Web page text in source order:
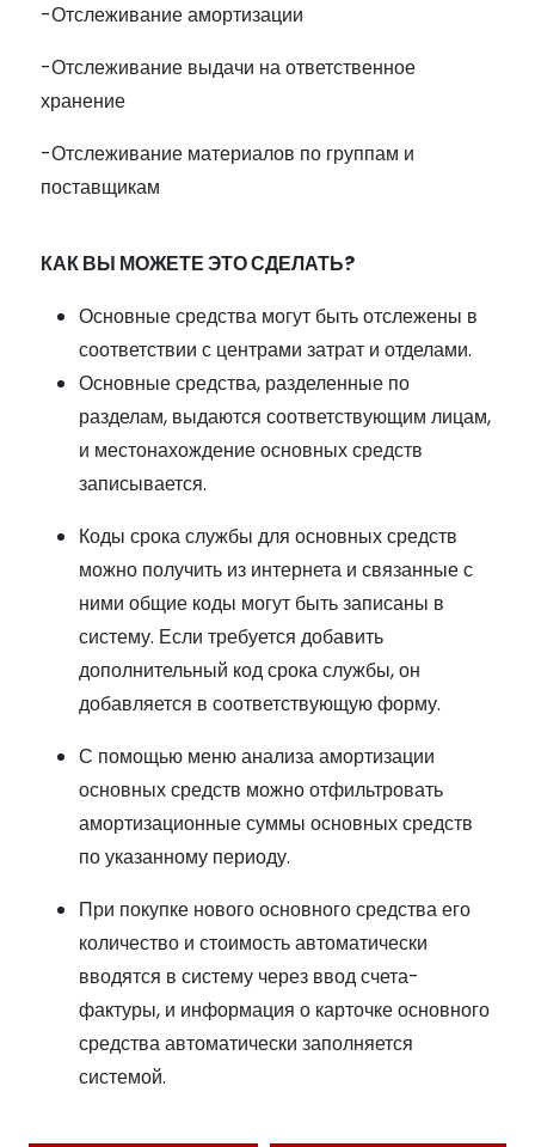
-Отслеживание амортизации
-Отслеживание выдачи на ответственное
хранение
-Отслеживание материалов по группам и
поставщикам
КАК ВЫ МОЖЕТЕ ЭТО СДЕЛАТЬ?
Основные средства могут быть отслежены в
соответствии с центрами затрат и отделами.
Основные средства, разделенные по
разделам, выдаются соответствующим лицам,
и местонахождение основных средств
записывается.
Коды срока службы для основных средств
можно получить из интернета и связанные с
ними общие коды могут быть записаны в
систему. Если требуется добавить
дополнительный код срока службы, он
добавляется в соответствующую форму.
С помощью меню анализа амортизации
основных средств можно отфильтровать
амортизационные суммы основных средств
по указанному периоду.
При покупке нового основного средства его
количество и стоимость автоматически
вводятся в систему через ввод счета-
фактуры, и информация о карточке основного
средства автоматически заполняется
системой.